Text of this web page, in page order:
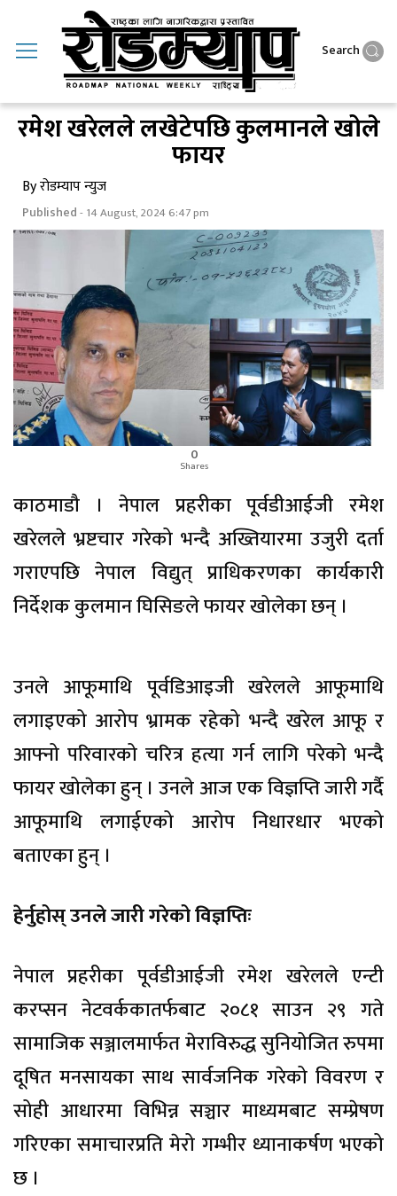
Search
रमेश खरेलले लखेटेपछि कुलमानले खोले
फायर
By रोडम्याप न्युज
Published- 14 August, 2024 6:47 pm
0
Shares
काठमाडौ । नेपाल प्रहरीका पूर्वडीआईजी रमेश
खरेलले भ्रष्टचार गरेको भन्दै अख्तियारमा उजुरी दर्ता
गराएपछि नेपाल विद्युत् प्राधिकरणका कार्यकारी
निर्देशक कुलमान घिसिङले फायर खोलेका छन् ।
उनले आफूमाथि पूर्वडिआइजी खरेलले आफूमाथि
लगाइएको आरोप भ्रामक रहेको भन्दै खरेल आफू र
आफ्नो परिवारको चरित्र हत्या गर्न लागि परेको भन्दै
फायर खोलेका हुन् । उनले आज एक विज्ञप्ति जारी गर्दै
आफूमाथि लगाईएको आरोप निधारधार भएको
बताएका हुन् ।
हेर्नुहोस् उनले जारी गरेको विज्ञप्तिः
नेपाल प्रहरीका पूर्वडीआईजी रमेश खरेलले एन्टी
करप्सन नेटवर्ककातर्फबाट २०८१ साउन २९ गते
सामाजिक सञ्जालमार्फत मेराविरुद्ध सुनियोजित रुपमा
दूषित मनसायका साथ सार्वजनिक गरेको विवरण र
सोही आधारमा विभिन्न सञ्चार माध्यमबाट सम्प्रेषण
गरिएका समाचारप्रति मेरो गम्भीर ध्यानाकर्षण भएको
छ ।